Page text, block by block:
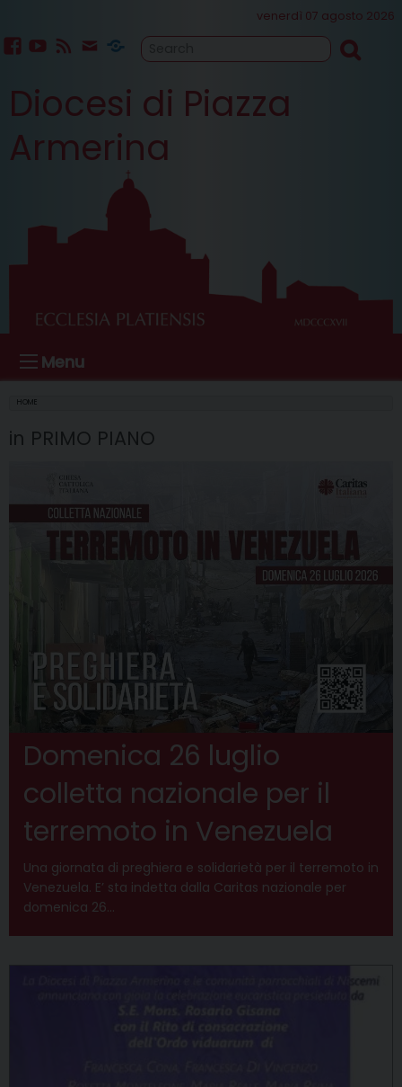
to
content
venerdì 07 agosto 2026
Cammino
Sinodale
Diocesi di Piazza
Armerina
Menu
HOME
in PRIMO PIANO
Domenica 26 luglio
colletta nazionale per il
terremoto in Venezuela
Una giornata di preghiera e solidarietà per il terremoto in
Venezuela. E’ sta indetta dalla Caritas nazionale per
domenica 26…